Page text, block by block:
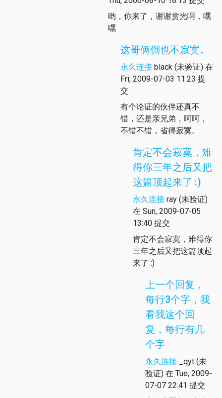
哟，你来了，谢谢赏光啊，嘿
嘿
这哥俩倒也不寂寞。
永久连接 black (未验证) 在
Fri, 2009-07-03 11:23 提
交
有个论证的伙伴还真不
错，还是亲兄弟，呵呵，
不错不错，省得寂寞。
肯定不会寂寞，难
得你三年之后又把
这篇顶起来了 :)
永久连接 ray (未验证)
在 Sun, 2009-07-05
13:40 提交
肯定不会寂寞，难得你
三年之后又把这篇顶起
来了 :)
上一个回复，
每行3个字，我
看我这个回
复，每行有几
个字
永久连接 _qyt (未
验证) 在 Tue, 2009-
07-07 22:41 提交